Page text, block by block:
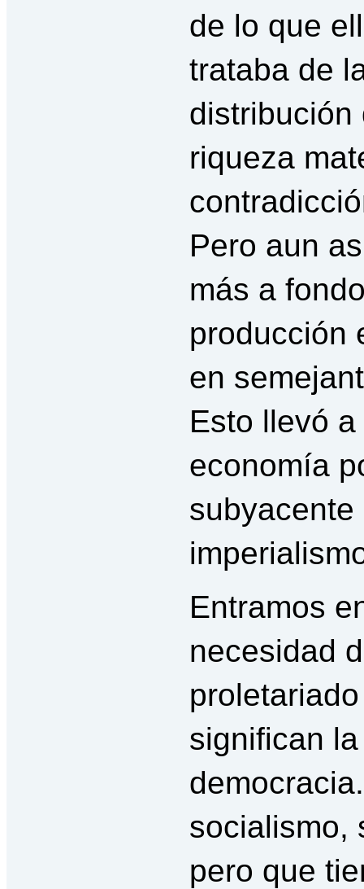
de lo que
trataba de
distribución
riqueza
Pero aun
más a
producción
en
Esto llevó
economía
Entramos
necesidad
significan
socialismo,
pero que